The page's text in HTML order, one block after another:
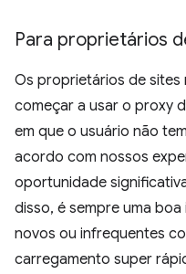
Para proprietários
Os proprietários de sites
começar a usar o proxy
em que o usuário não
acordo com nossos
oportunidade
disso, é sempre uma
novos ou infrequentes
carregamento super